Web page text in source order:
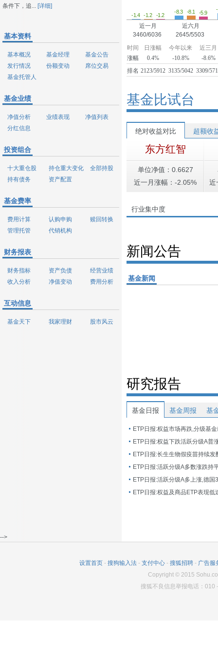
条件下，追... [详细]
基本资料
基本概况 基金经理
基金公告
发行情况
份额变动
席位交易
基金托管人
基金业绩
净值分析 业绩表现
净值列表
分红信息
投资组合
十大重仓股 持仓重大变化
全部持股
持有债务
资产配置
基金费率
费用计算 认购申购
赎回转换
管理托管
代销机构
财务报表
财务指标 资产负债
经营业绩
收入分析
净值变动 费用分析
互动信息
基金天下 我家理财 股市风云
-1.4 -1.2 -1.2
近一月
3460/6036
-8.3 -8.1 -5.9
近六月
2645/5503
时间 日涨幅 今年以来
近三月
涨幅
0.4% -10.8%
-8.6%
排名 2123/5912 3135/5042 3309/
基金比试台
绝对收益对比 超额收
东方红智
单位净值：0.6627
近一月涨幅：-2.05%
近
行业集中度
新闻公告
基金新闻
研究报告
基金日报 基金周报 基
ETP日报:权益市场再跌,分级基
ETP日报:长生生物假疫苗持续发
ETP日报:活跃分级A多数涨跌持
ETP日报:活跃分级A多上涨,德国
-->
设置首页 - 搜狗输入法 - 支付中心 - 搜狐招聘 - 广告服
Copyright© 2015
搜狐不良信息举报电话：010